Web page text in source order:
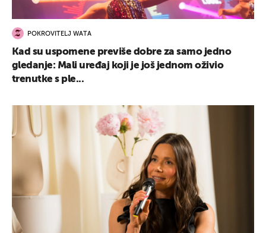
POKROVITELJ WATA
Kad su uspomene previše dobre za samo jedno
gledanje: Mali uređaj koji je još jednom oživio
trenutke s ple...